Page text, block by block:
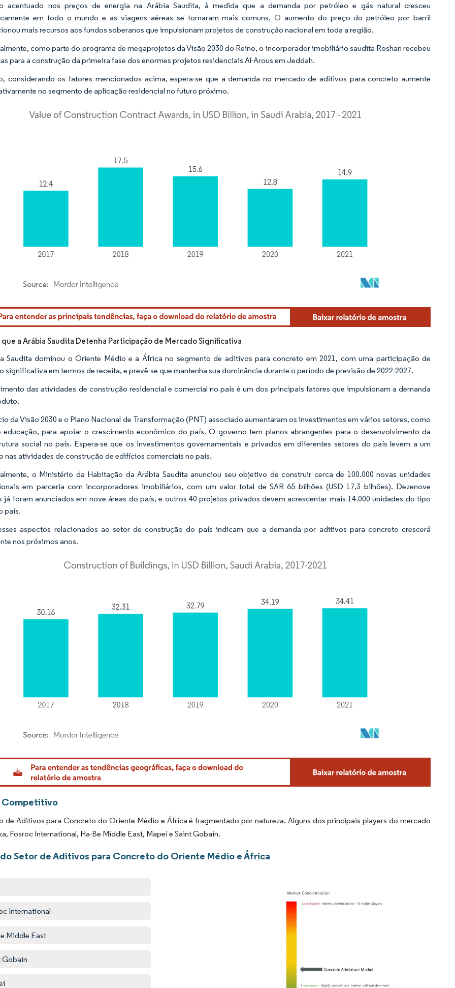
acentuado nos preços de energia na Arábia Saudita, à medida que a demanda por petróleo e gás natural cresceu
em todo o mundo e as viagens aéreas se tornaram mais comuns. O aumento do preço do petróleo por barril
mais recursos aos fundos soberanos que impulsionam projetos de construção nacional em toda a região.
como parte do programa de megaprojetos da Visão 2030 do Reino, o incorporador imobiliário saudita Roshan recebeu
para a construção da primeira fase dos enormes projetos residenciais Al-Arous em Jeddah.
considerando os fatores mencionados acima, espera-se que a demanda no mercado de aditivos para concreto aumente
no segmento de aplicação residencial no futuro próximo.
Intelligence. O reuso requer atribuição conforme CC BY 4.0.
que a Arábia Saudita Detenha Participação de Mercado Significativa
Saudita dominou o Oriente Médio e a África no segmento de aditivos para concreto em 2021, com uma participação de
significativa em termos de receita, e prevê-se que mantenha sua dominância durante o período de previsão de 2022-2027.
das atividades de construção residencial e comercial no país é um dos principais fatores que impulsionam a demanda
da Visão 2030 e o Plano Nacional de Transformação (PNT) associado aumentaram os investimentos em vários setores, como
educação, para apoiar o crescimento econômico do país. O governo tem planos abrangentes para o desenvolvimento da
social no país. Espera-se que os investimentos governamentais e privados em diferentes setores do país levem a um
nas atividades de construção de edifícios comerciais no país.
o Ministério da Habitação da Arábia Saudita anunciou seu objetivo de construir cerca de 100.000 novas unidades
em parceria com incorporadores imobiliários, com um valor total de SAR 65 bilhões (USD 17,3 bilhões). Dezenove
já foram anunciados em nove áreas do país, e outros 40 projetos privados devem acrescentar mais 14.000 unidades do tipo
país.
aspectos relacionados ao setor de construção do país indicam que a demanda por aditivos para concreto crescerá
nos próximos anos.
Intelligence. O reuso requer atribuição conforme CC BY 4.0.
Competitivo
de Aditivos para Concreto do Oriente Médio e África é fragmentado por natureza. Alguns dos principais players do mercado
Fosroc International, Ha-Be Middle East, Mapei e Saint Gobain.
Setor de Aditivos para Concreto do Oriente Médio e África
International
Middle East
Gobain